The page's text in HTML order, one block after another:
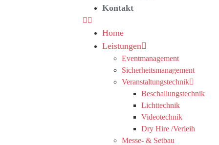
Kontakt
Home
Leistungen
Eventmanagement
Sicherheitsmanagement
Veranstaltungstechnik
Beschallungstechnik
Lichttechnik
Videotechnik
Dry Hire /Verleih
Messe- & Setbau